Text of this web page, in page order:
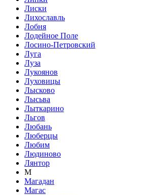
Лиски
Лихославль
Лобня
Лодейное Поле
Лосино-Петровский
Луга
Луза
Лукоянов
Луховицы
Лысково
Лысьва
Лыткарино
Льгов
Любань
Люберцы
Любим
Людиново
Лянтор
М
Магадан
Магас